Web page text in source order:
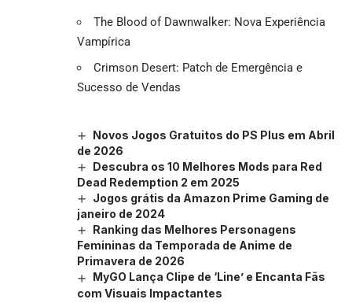
The Blood of Dawnwalker: Nova Experiência
Vampírica
Crimson Desert: Patch de Emergência e
Sucesso de Vendas
Novos Jogos Gratuitos do PS Plus em Abril
de 2026
Descubra os 10 Melhores Mods para Red
Dead Redemption 2 em 2025
Jogos grátis da Amazon Prime Gaming de
janeiro de 2024
Ranking das Melhores Personagens
Femininas da Temporada de Anime de
Primavera de 2026
MyGO Lança Clipe de ‘Line’ e Encanta Fãs
com Visuais Impactantes